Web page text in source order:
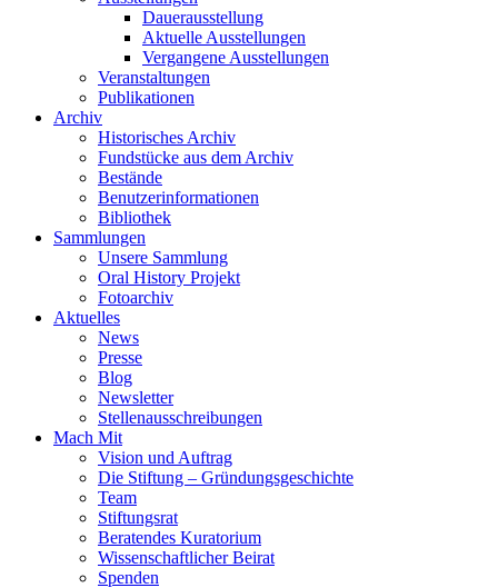
Dauerausstellung
Aktuelle Ausstellungen
Vergangene Ausstellungen
Veranstaltungen
Publikationen
Archiv
Historisches Archiv
Fundstücke aus dem Archiv
Bestände
Benutzerinformationen
Bibliothek
Sammlungen
Unsere Sammlung
Oral History Projekt
Fotoarchiv
Aktuelles
News
Presse
Blog
Newsletter
Stellenausschreibungen
Mach Mit
Vision und Auftrag
Die Stiftung – Gründungsgeschichte
Team
Stiftungsrat
Beratendes Kuratorium
Wissenschaftlicher Beirat
Spenden